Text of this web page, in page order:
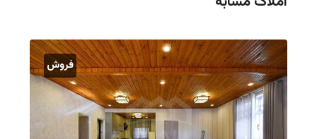
فروش